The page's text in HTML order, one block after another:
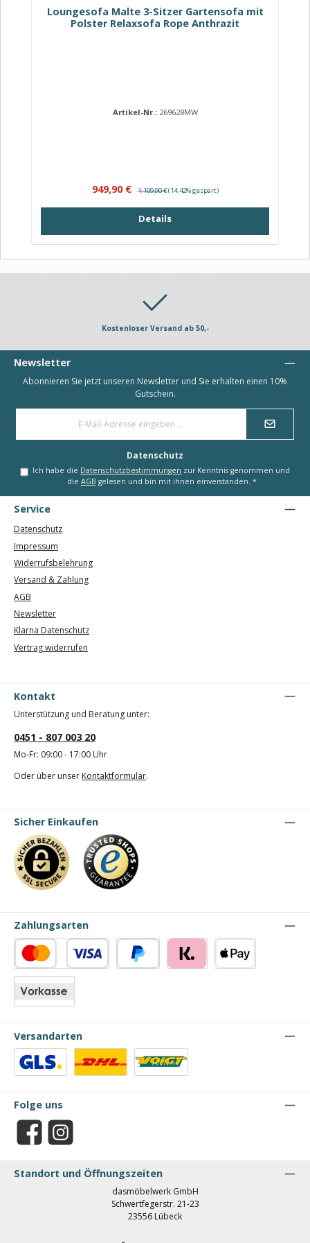
Loungesofa Malte 3-Sitzer Gartensofa mit
Polster Relaxsofa Rope Anthrazit
Artikel-Nr.: 269628MW
Verkaufspreis:
949,90 € Regulärer Preis:
1.109,90 €(14.42% gespart)
Details
Kostenloser Versand ab 50,-
Newsletter
Abonnieren Sie jetzt unseren Newsletter und Sie erhalten einen 10%
Gutschein.
Datenschutz
Ich habe die Datenschutzbestimmungen zur Kenntnis genommen und
die AGB gelesen und bin mit ihnen einverstanden. *
Service
Datenschutz
Impressum
Widerrufsbelehrung
Versand & Zahlung
AGB
Newsletter
Klarna Datenschutz
Vertrag widerrufen
Kontakt
Unterstützung und Beratung unter:
0451 - 807 003 20
Mo-Fr: 09:00 - 17:00 Uhr
Oder über unser Kontaktformular.
Sicher Einkaufen
Zahlungsarten
Kredit- oder Debitkarte
Versandarten
Folge uns
Facebook Instagram
Standort und Öffnungszeiten
dasmöbelwerk GmbH
Schwertfegerstr. 21-23
23556 Lübeck